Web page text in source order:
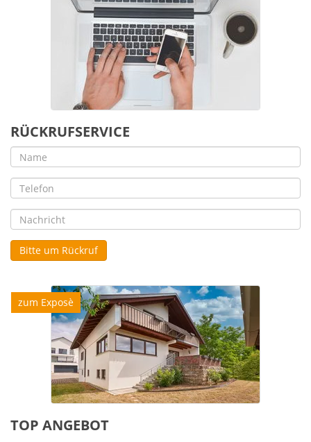
RÜCKRUFSERVICE
Bitte um Rückruf
TOP ANGEBOT